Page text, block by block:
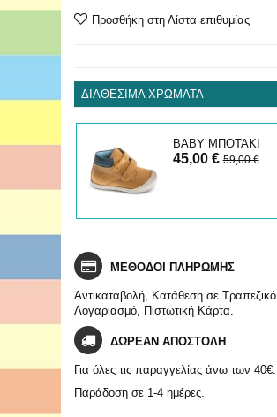
Προσθήκη στη Λίστα επιθυμίας
ΔΙΑΘΈΣΙΜΑ ΧΡΏΜΑΤΑ
ΒΑΒΥ ΜΠΟΤΑΚΙ
45,00 €59,00 €
ΜΕΘΟΔΟΙ ΠΛΗΡΩΜΗΣ
Αντικαταβολή, Κατάθεση σε Τραπεζικό
Λογαριασμό, Πιστωτική Κάρτα.
ΔΩΡΕΑΝ ΑΠΟΣΤΟΛΗ
Για όλες τις παραγγελίας άνω των 40€.
Παράδοση σε 1-4 ημέρες.